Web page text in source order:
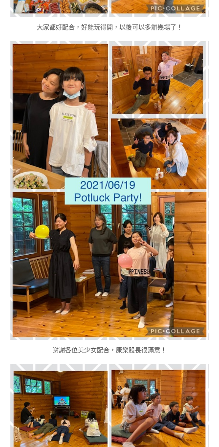
大家都好配合，好能玩得開，以後可以多辦幾場了！
謝謝各位美少女配合，康樂股長很滿意！